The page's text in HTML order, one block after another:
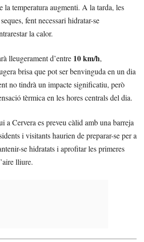
la temperatura augmenti. A la tarda, les
fent necessari hidratar-se
la calor.
lleugerament d’entre 10 km/h,
brisa que pot ser benvinguda en un dia
no tindrà un impacte significatiu, però
tèrmica en les hores centrals del dia.
a Cervera es preveu càlid amb una barreja
i visitants haurien de preparar-se per a
se hidratats i aprofitar les primeres
lliure.